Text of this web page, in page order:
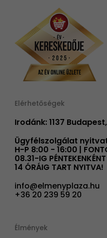
Elérhetőségek
Irodánk: 1137
Ügyfélszolgálat
H-P 8:00 - 16:00 |
08.31-IG
14 ÓRÁIG TART NYITVA!
info@elmenyplaza.hu
+36 20 239 59 20
Élmények